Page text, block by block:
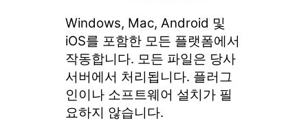
Windows, Mac, Android 및
iOS를 포함한 모든 플랫폼에서
작동합니다. 모든 파일은 당사
서버에서 처리됩니다. 플러그
인이나 소프트웨어 설치가 필
요하지 않습니다.